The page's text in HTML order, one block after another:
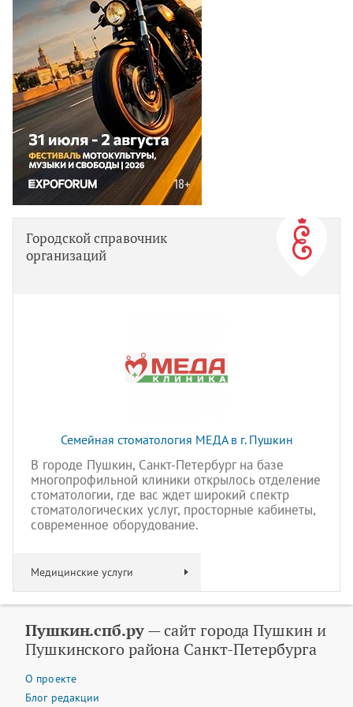
Городской справочник
организаций
Семейная стоматология МЕДА в г. Пушкин
В городе Пушкин, Санкт-Петербург на базе
многопрофильной клиники открылось отделение
стоматологии, где вас ждет широкий спектр
стоматологических услуг, просторные кабинеты,
современное оборудование.
Медицинские услуги
Пушкин.спб.ру— сайт города Пушкин и
Пушкинского района Санкт-Петербурга
О проекте
Блог редакции